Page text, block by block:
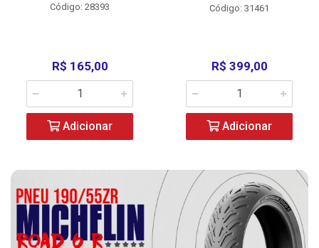
Código: 28393
R$ 165,00
Adicionar
Código: 31461
R$ 399,00
Adicionar